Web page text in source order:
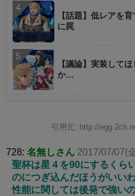
【話題】低レアを
に罠
【議論】実装して
か…
引用元: http://
728: 名無しさん 2017/07/07(
聖杯は星４を90にするくら
のにつぎ込んだほうがいい
性能に関しては後発で強い